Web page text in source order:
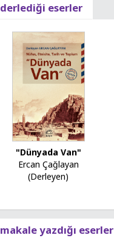
derlediği eserler
"Dünyada Van"
Ercan Çağlayan
(Derleyen)
makale yazdığı eserler